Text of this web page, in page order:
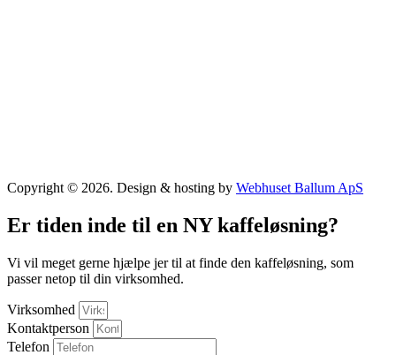
Copyright © 2026. Design & hosting by Webhuset Ballum ApS
Er tiden inde til en NY kaffeløsning?
Vi vil meget gerne hjælpe jer til at finde den kaffeløsning, som
passer netop til din virksomhed.
Virksomhed
Kontaktperson
Telefon